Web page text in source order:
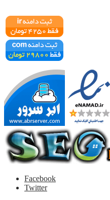
Facebook
Twitter